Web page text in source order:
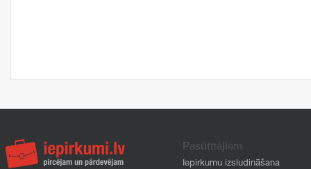
Pasūtītājiem
Iepirkumu izsludināšana